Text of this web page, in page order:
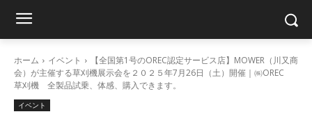
ホーム イベント
【全国第1号のOREC認定サービス店】MOWER（川又商
会）が主催する草刈機展示会を２０２５年7月26日（土）開催｜㈱OREC
草刈機 全製品試乗、体感、購入できます。
イベント